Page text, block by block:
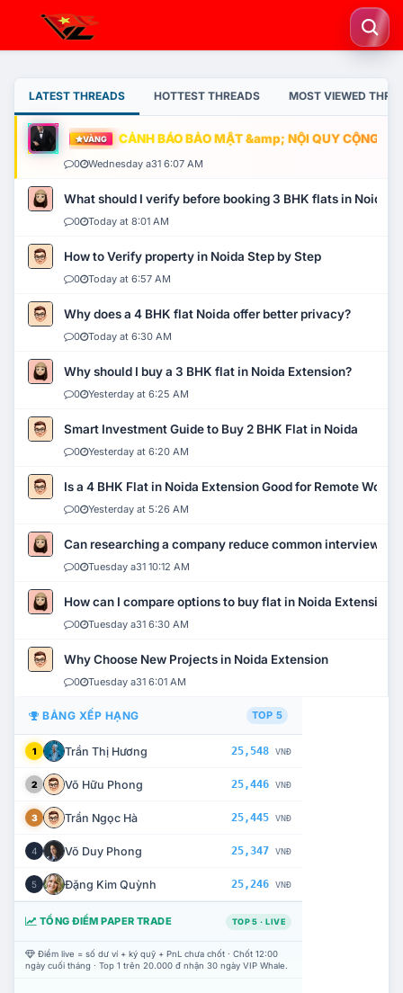
LATEST THREADS HOTTEST THREADS MOST VIEWED
VÀNG CẢNH BÁO BẢO MẬT &amp; NỘI QUY CỘNG
0 Wednesday a31 6:07 AM
What should I verify before booking 3 BHK flats in Noida?
0 Today at 8:01 AM
How to Verify property in Noida Step by Step
0 Today at 6:57 AM
Why does a 4 BHK flat Noida offer better privacy?
0 Today at 6:30 AM
Why should I buy a 3 BHK flat in Noida Extension?
0 Yesterday at 6:25 AM
Smart Investment Guide to Buy 2 BHK Flat in Noida
0 Yesterday at 6:20 AM
Is a 4 BHK Flat in Noida Extension Good for Remote Work?
0 Yesterday at 5:26 AM
Can researching a company reduce common interview
0 Tuesday a31 10:12 AM
How can I compare options to buy flat in Noida Extension?
0 Tuesday a31 6:30 AM
Why Choose New Projects in Noida Extension
0 Tuesday a31 6:01 AM
BẢNG XẾP HẠNG TOP 5
1 Trần Thị Hương 25,548 VNĐ
2 Võ Hữu Phong 25,446 VNĐ
3 Trần Ngọc Hà 25,445 VNĐ
4 Võ Duy Phong 25,347 VNĐ
5 Đặng Kim Quỳnh 25,246 VNĐ
TỔNG ĐIỂM PAPER TRADE TOP 5 · LIVE
Điểm live = số dư ví + ký quỹ + PnL chưa chốt · Chốt 12:00
ngày cuối tháng · Top 1 trên 20.000 đ nhận 30 ngày VIP Whale.